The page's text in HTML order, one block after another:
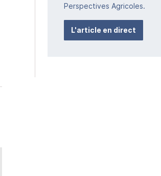
Perspectives Agricoles.
L'article en direct